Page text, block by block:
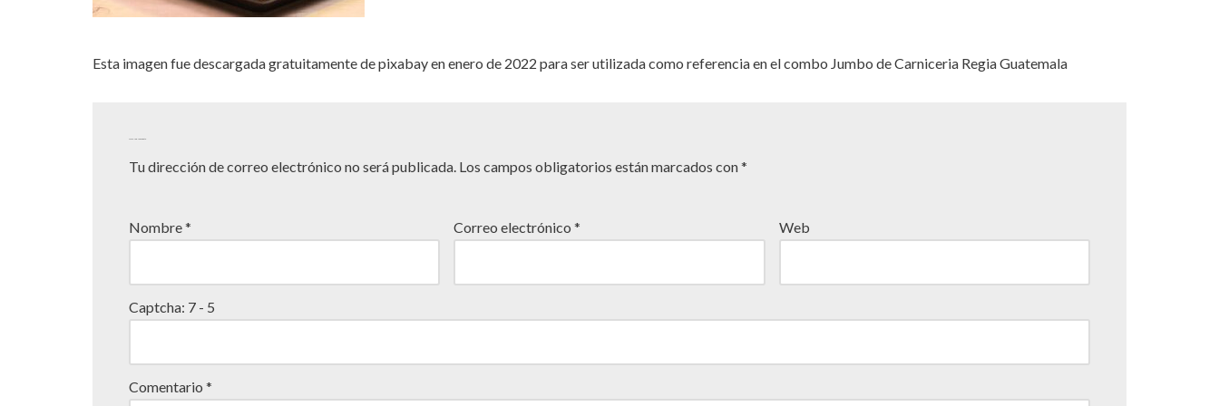
Esta imagen fue descargada gratuitamente de pixabay en enero de 2022 para ser utilizada como referencia en el combo Jumbo de Carniceria Regia Guatemala
Deja una respuesta
Tu dirección de correo electrónico no será publicada. Los campos obligatorios están marcados con*
Nombre* Correo electrónico* Web
Captcha: 7 - 5
Comentario *